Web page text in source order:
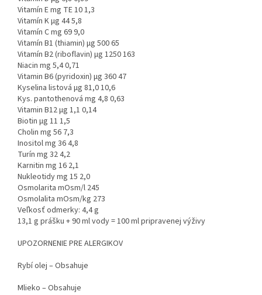
Vitamín E mg TE 10 1,3
Vitamín K µg 44 5,8
Vitamín C mg 69 9,0
Vitamín B1 (thiamin) µg 500 65
Vitamín B2 (riboflavin) µg 1250 163
Niacin mg 5,4 0,71
Vitamin B6 (pyridoxin) µg 360 47
Kyselina listová µg 81,0 10,6
Kys. pantothenová mg 4,8 0,63
Vitamin B12 µg 1,1 0,14
Biotin µg 11 1,5
Cholin mg 56 7,3
Inositol mg 36 4,8
Turín mg 32 4,2
Karnitin mg 16 2,1
Nukleotidy mg 15 2,0
Osmolarita mOsm/l 245
Osmolalita mOsm/kg 273
Veľkosť odmerky: 4,4 g
13,1 g prášku + 90 ml vody = 100 ml pripravenej výživy
UPOZORNENIE PRE ALERGIKOV
Rybí olej – Obsahuje
Mlieko – Obsahuje